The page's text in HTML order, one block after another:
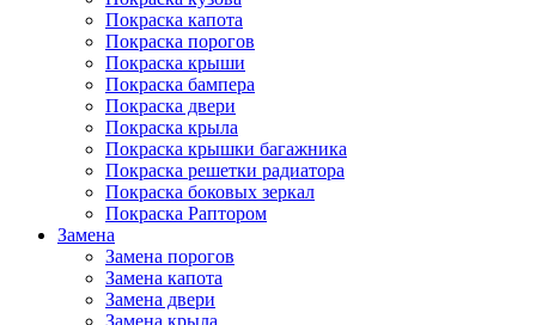
Покраска капота
Покраска порогов
Покраска крыши
Покраска бампера
Покраска двери
Покраска крыла
Покраска крышки багажника
Покраска решетки радиатора
Покраска боковых зеркал
Покраска Раптором
Замена
Замена порогов
Замена капота
Замена двери